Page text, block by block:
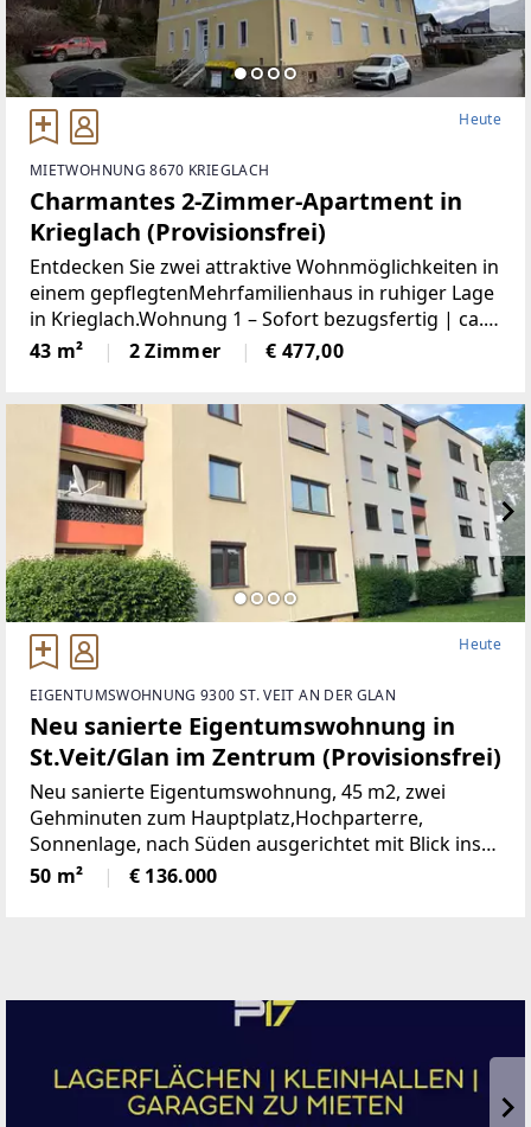
Heute
MIETWOHNUNG 8670 KRIEGLACH
Charmantes 2-Zimmer-Apartment in
Krieglach (Provisionsfrei)
Entdecken Sie zwei attraktive Wohnmöglichkeiten in
einem gepflegtenMehrfamilienhaus in ruhiger Lage
in Krieglach.Wohnung 1 – Sofort bezugsfertig | ca.
480 € BruttoFrisch und wie neu: Diese 43 m² große
Wohnung wurde komplett saniert. NeueKüche,
43 m² 2 Zimmer € 477,00
Heute
EIGENTUMSWOHNUNG 9300 ST. VEIT AN DER GLAN
Neu sanierte Eigentumswohnung in
St.Veit/Glan im Zentrum (Provisionsfrei)
Neu sanierte Eigentumswohnung, 45 m2, zwei
Gehminuten zum Hauptplatz,Hochparterre,
Sonnenlage, nach Süden ausgerichtet mit Blick ins
Grüne, mangelangt über nur 4 Stufen in die
Wohnung, Kindergarten, Volksschule,Mittelschule,
50 m² € 136.000